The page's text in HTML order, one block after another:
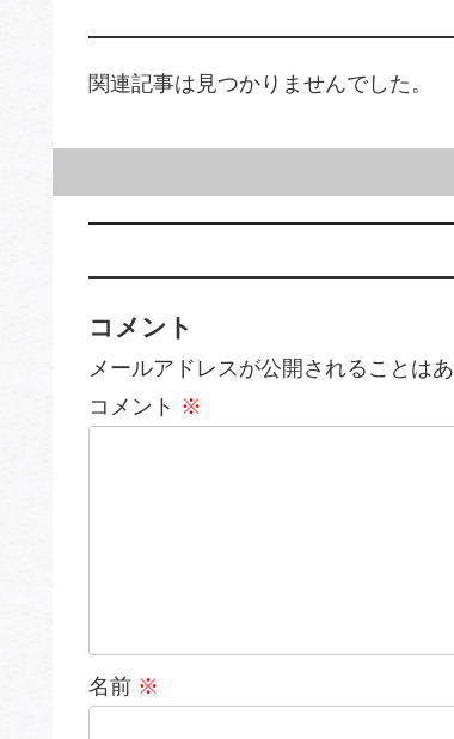
関連記事は見つかりませんでした。
コメント
メールアドレスが公開されることはあ
コメント ※
名前 ※